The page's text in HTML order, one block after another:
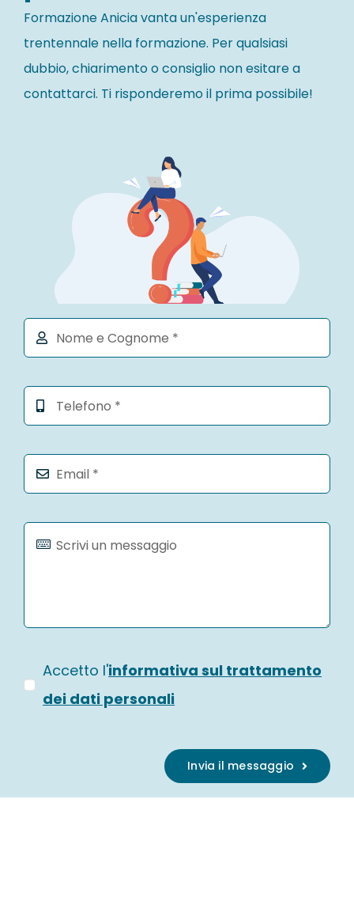
Formazione Anicia vanta un'esperienza
trentennale nella formazione. Per qualsiasi
dubbio, chiarimento o consiglio non esitare a
contattarci. Ti risponderemo il prima possibile!
Accetto l'informativa sul trattamento
dei dati personali
Invia il messaggio